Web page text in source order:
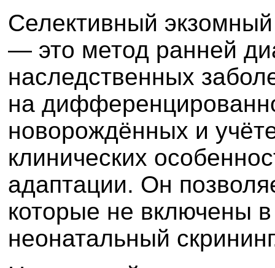
Селективный
— это метод ранней
наследственных
на
новорождённых и
клинических
адаптации. Он
которые не включены
неонатальный